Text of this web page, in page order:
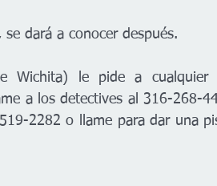
dará a conocer después.
Wichita) le pide a cualquier
a los detectives al 316-268-
2282 o llame para dar una